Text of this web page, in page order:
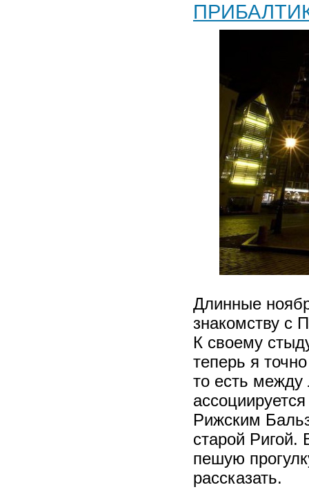
Длинные
знакомству с
К своему
теперь я
то есть между
Рижским
старой Ригой.
пешую
рассказать.